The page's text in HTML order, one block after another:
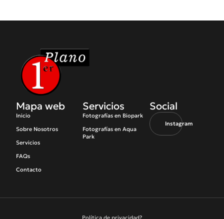
Mapa web
Inicio
Sobre Nosotros
Servicios
FAQs
Contacto
Servicios
Fotografías en Biopark
Fotografías en Aqua
Park
Social
Instagram
Política de privacidad?